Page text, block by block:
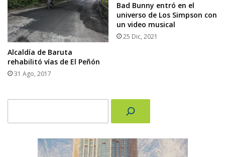
Alcaldía de Baruta
rehabilitó vías de El Peñón
31 Ago, 2017
Bad Bunny entró en el
universo de Los Simpson con
un video musical
25 Dic, 2021